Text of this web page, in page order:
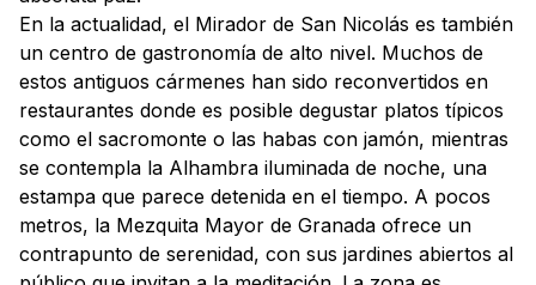
En la actualidad, el Mirador de San Nicolás es también
un centro de gastronomía de alto nivel. Muchos de
estos antiguos cármenes han sido reconvertidos en
restaurantes donde es posible degustar platos típicos
como el sacromonte o las habas con jamón, mientras
se contempla la Alhambra iluminada de noche, una
estampa que parece detenida en el tiempo. A pocos
metros, la Mezquita Mayor de Granada ofrece un
contrapunto de serenidad, con sus jardines abiertos al